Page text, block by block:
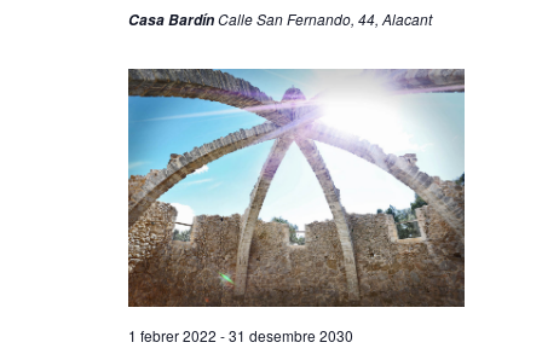
Casa BardínCalle San Fernando, 44, Alacant
1 febrer 2022 -31 desembre 2030